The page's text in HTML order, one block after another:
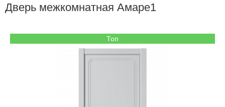
Дверь межкомнатная Амаре1
Топ